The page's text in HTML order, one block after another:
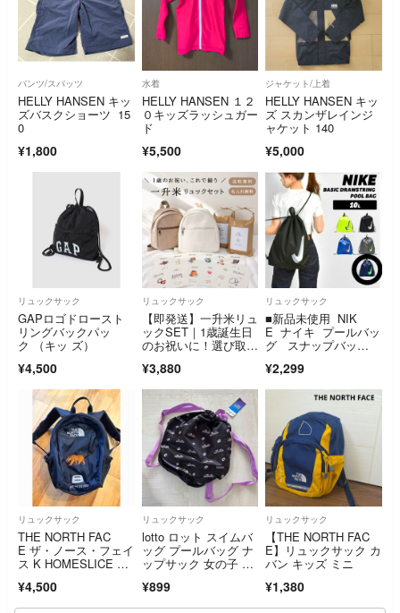
パンツ/スパッツ
HELLY HANSEN キッ
ズバスクショーツ 15
0
¥1,800
水着
HELLY HANSEN １２
０キッズラッシュガー
ド
¥5,500
ジャケット/上着
HELLY HANSEN キッ
ズ スカンザレインジ
ャケット 140
¥5,000
リュックサック
GAPロゴドロースト
リングバックパッ
ク （キッ ズ）
¥4,500
リュックサック
【即発送】一升米リュ
ックSET｜1歳誕生日
のお祝いに！選び取り
ベビーリュック・ファ
ーストバースデー］
¥3,880
リュックサック
■新品未使用 NIK
E ナイキ プールバッ
グ スナップバッ
¥2,299
リュックサック
THE NORTH FAC
E ザ・ノース・フェイ
ス K HOMESLICE キ
ス 8L ブラック K NM
J72
¥4,500
リュックサック
lotto ロット スイムバ
ッグ プールバッグ ナ
ップサック 女の子 二
ッグ ガールズ ブラッ
ク パープル
¥899
リュックサック
【THE NORTH FAC
E】リュックサック カ
バン キッズ ミニ
¥1,380